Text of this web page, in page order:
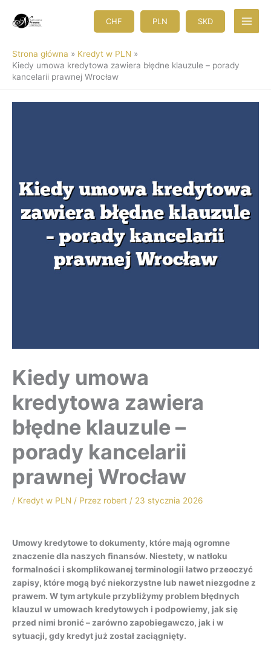
CHF PLN SKD
Strona główna
Kredyt w PLN
Kiedy umowa kredytowa zawiera błędne klauzule – porady
kancelarii prawnej Wrocław
Kiedy umowa
kredytowa zawiera
błędne klauzule –
porady kancelarii
prawnej Wrocław
/ Kredyt w PLN / Przez robert / 23 stycznia 2026
Umowy kredytowe to dokumenty, które mają ogromne
znaczenie dla naszych finansów. Niestety, w natłoku
formalności i skomplikowanej terminologii łatwo przeoczyć
zapisy, które mogą być niekorzystne lub nawet niezgodne z
prawem. W tym artykule przybliżymy problem błędnych
klauzul w umowach kredytowych i podpowiemy, jak się
przed nimi bronić – zarówno zapobiegawczo, jak i w
sytuacji, gdy kredyt już został zaciągnięty.